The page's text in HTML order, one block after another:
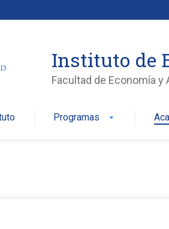
Instituto de
Facultad de Economía y
Programas arrow_drop_down